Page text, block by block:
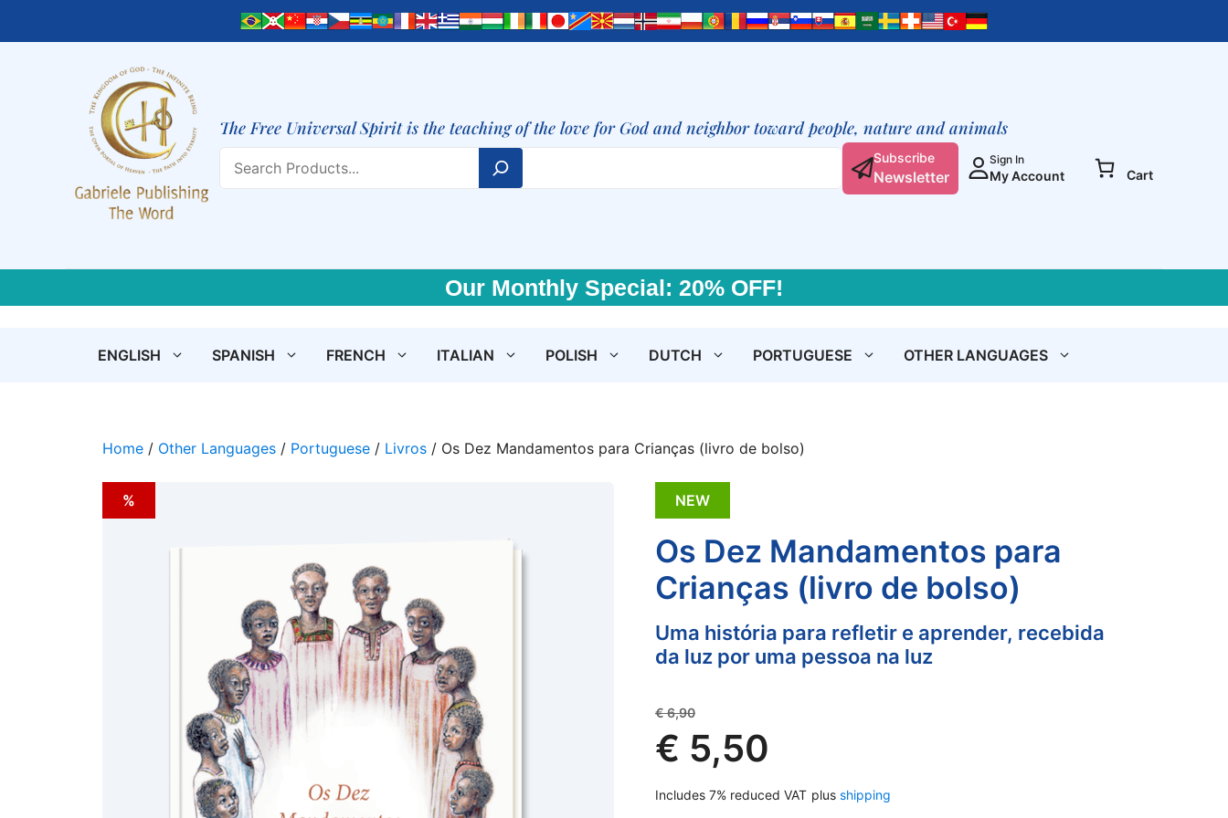
The Free Universal Spirit is the teaching of the love for God and neighbor toward people, nature and animals
Subscribe
Newsletter
Sign In
My Account Cart
Our Monthly Special: 20% OFF!
ENGLISH SPANISH FRENCH ITALIAN POLISH DUTCH PORTUGUESE OTHER LANGUAGES
Home / Other Languages / Portuguese / Livros / Os Dez Mandamentos para Crianças (livro de bolso)
% NEW
Os Dez Mandamentos para
Crianças (livro de bolso)
Uma história para refletir e aprender, recebida
da luz por uma pessoa na luz
€6,90Original
price
was:
€ 6,90.
€ 5,50
Current
price
Includes 7% reduced VAT plus shipping
€ 6,90.€ 5,50.
Mandamentos
para
quantity